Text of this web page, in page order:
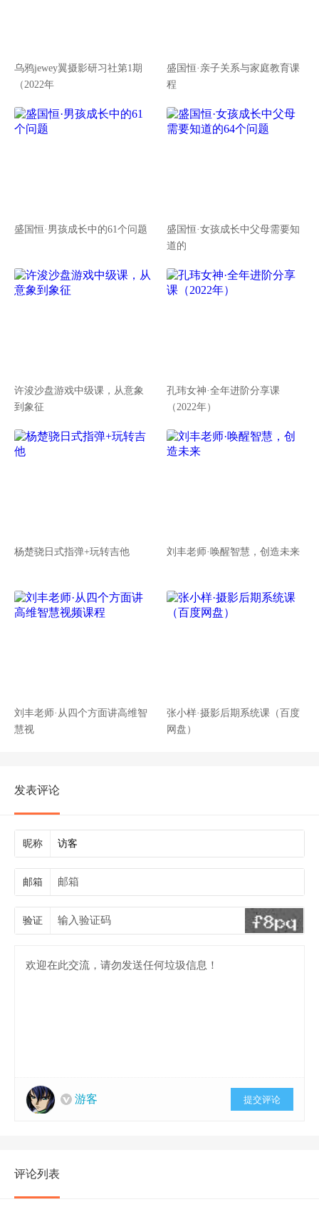
乌鸦jewey翼摄影研习社第1期
（2022年
盛国恒·亲子关系与家庭教育课
程
盛国恒·男孩成长中的61个问题
盛国恒·女孩成长中父母需要知
道的
许浚沙盘游戏中级课，从意象
到象征
孔玮女神·全年进阶分享课
（2022年）
杨楚骁日式指弹+玩转吉他 刘丰老师·唤醒智慧，创造未来
刘丰老师·从四个方面讲高维智
慧视
张小样·摄影后期系统课（百度
网盘）
发表评论
昵称
邮箱
验证
游客 提交评论
评论列表